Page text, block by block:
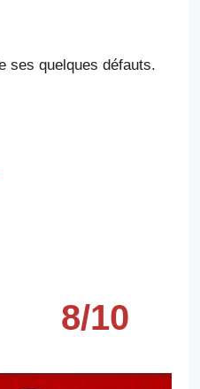
ses quelques défauts.
8/10